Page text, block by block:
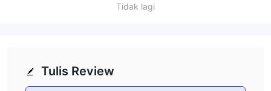
Tidak lagi
Tulis Review